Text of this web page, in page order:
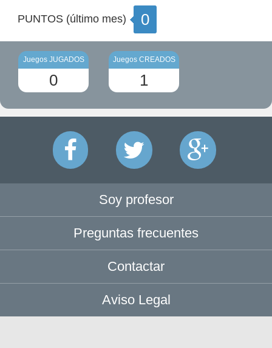
PUNTOS (último mes) 0
Juegos JUGADOS
0
Juegos CREADOS
1
Soy profesor
Preguntas frecuentes
Contactar
Aviso Legal